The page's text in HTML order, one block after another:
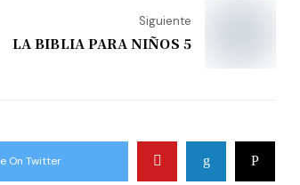
Siguiente
LA BIBLIA PARA NIÑOS 5
On Twitter